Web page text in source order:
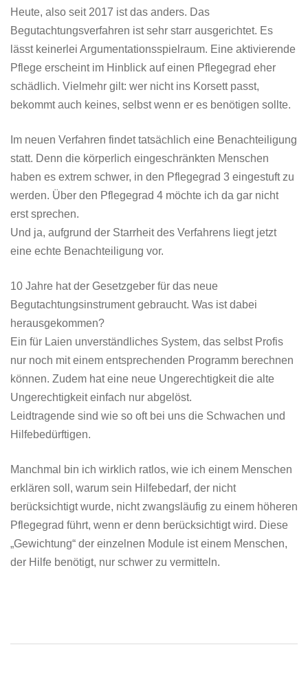
Heute, also seit 2017 ist das anders. Das
Begutachtungsverfahren ist sehr starr ausgerichtet. Es
lässt keinerlei Argumentationsspielraum. Eine aktivierende
Pflege erscheint im Hinblick auf einen Pflegegrad eher
schädlich. Vielmehr gilt: wer nicht ins Korsett passt,
bekommt auch keines, selbst wenn er es benötigen sollte.
Im neuen Verfahren findet tatsächlich eine Benachteiligung
statt. Denn die körperlich eingeschränkten Menschen
haben es extrem schwer, in den Pflegegrad 3 eingestuft zu
werden. Über den Pflegegrad 4 möchte ich da gar nicht
erst sprechen.
Und ja, aufgrund der Starrheit des Verfahrens liegt jetzt
eine echte Benachteiligung vor.
10 Jahre hat der Gesetzgeber für das neue
Begutachtungsinstrument gebraucht. Was ist dabei
herausgekommen?
Ein für Laien unverständliches System, das selbst Profis
nur noch mit einem entsprechenden Programm berechnen
können. Zudem hat eine neue Ungerechtigkeit die alte
Ungerechtigkeit einfach nur abgelöst.
Leidtragende sind wie so oft bei uns die Schwachen und
Hilfebedürftigen.
Manchmal bin ich wirklich ratlos, wie ich einem Menschen
erklären soll, warum sein Hilfebedarf, der nicht
berücksichtigt wurde, nicht zwangsläufig zu einem höheren
Pflegegrad führt, wenn er denn berücksichtigt wird. Diese
„Gewichtung“ der einzelnen Module ist einem Menschen,
der Hilfe benötigt, nur schwer zu vermitteln.